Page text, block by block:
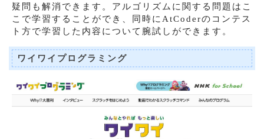
疑問も解消できます。アルゴリズムに関する問題はこ
こで学習することができ、同時にAtCoderのコンテス
ト方で学習した内容について腕試しができます。
ワイワイプログラミング